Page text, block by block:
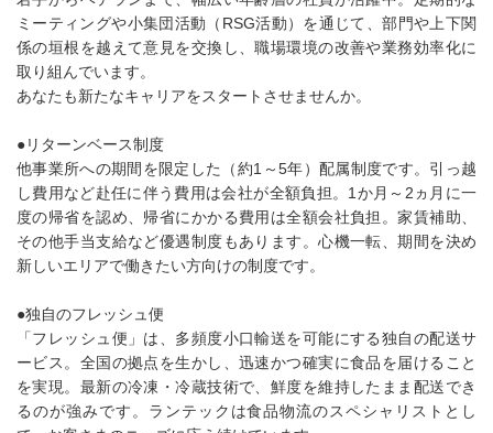
ミーティングや小集団活動（RSG活動）を通じて、部門や上下関
係の垣根を越えて意見を交換し、職場環境の改善や業務効率化に
取り組んでいます。
あなたも新たなキャリアをスタートさせませんか。
●リターンベース制度
他事業所への期間を限定した（約1～5年）配属制度です。引っ越
し費用など赴任に伴う費用は会社が全額負担。1か月～2ヵ月に一
度の帰省を認め、帰省にかかる費用は全額会社負担。家賃補助、
その他手当支給など優遇制度もあります。心機一転、期間を決め
新しいエリアで働きたい方向けの制度です。
●独自のフレッシュ便
「フレッシュ便」は、多頻度小口輸送を可能にする独自の配送サ
ービス。全国の拠点を生かし、迅速かつ確実に食品を届けること
を実現。最新の冷凍・冷蔵技術で、鮮度を維持したまま配送でき
るのが強みです。ランテックは食品物流のスペシャリストとし